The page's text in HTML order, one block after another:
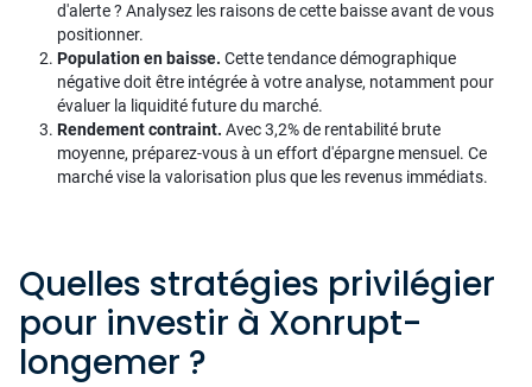
d'alerte ? Analysez les raisons de cette baisse avant de vous
positionner.
Population en baisse. Cette tendance démographique
négative doit être intégrée à votre analyse, notamment pour
évaluer la liquidité future du marché.
Rendement contraint. Avec 3,2% de rentabilité brute
moyenne, préparez-vous à un effort d'épargne mensuel. Ce
marché vise la valorisation plus que les revenus immédiats.
Quelles stratégies privilégier
pour investir à Xonrupt-
longemer ?